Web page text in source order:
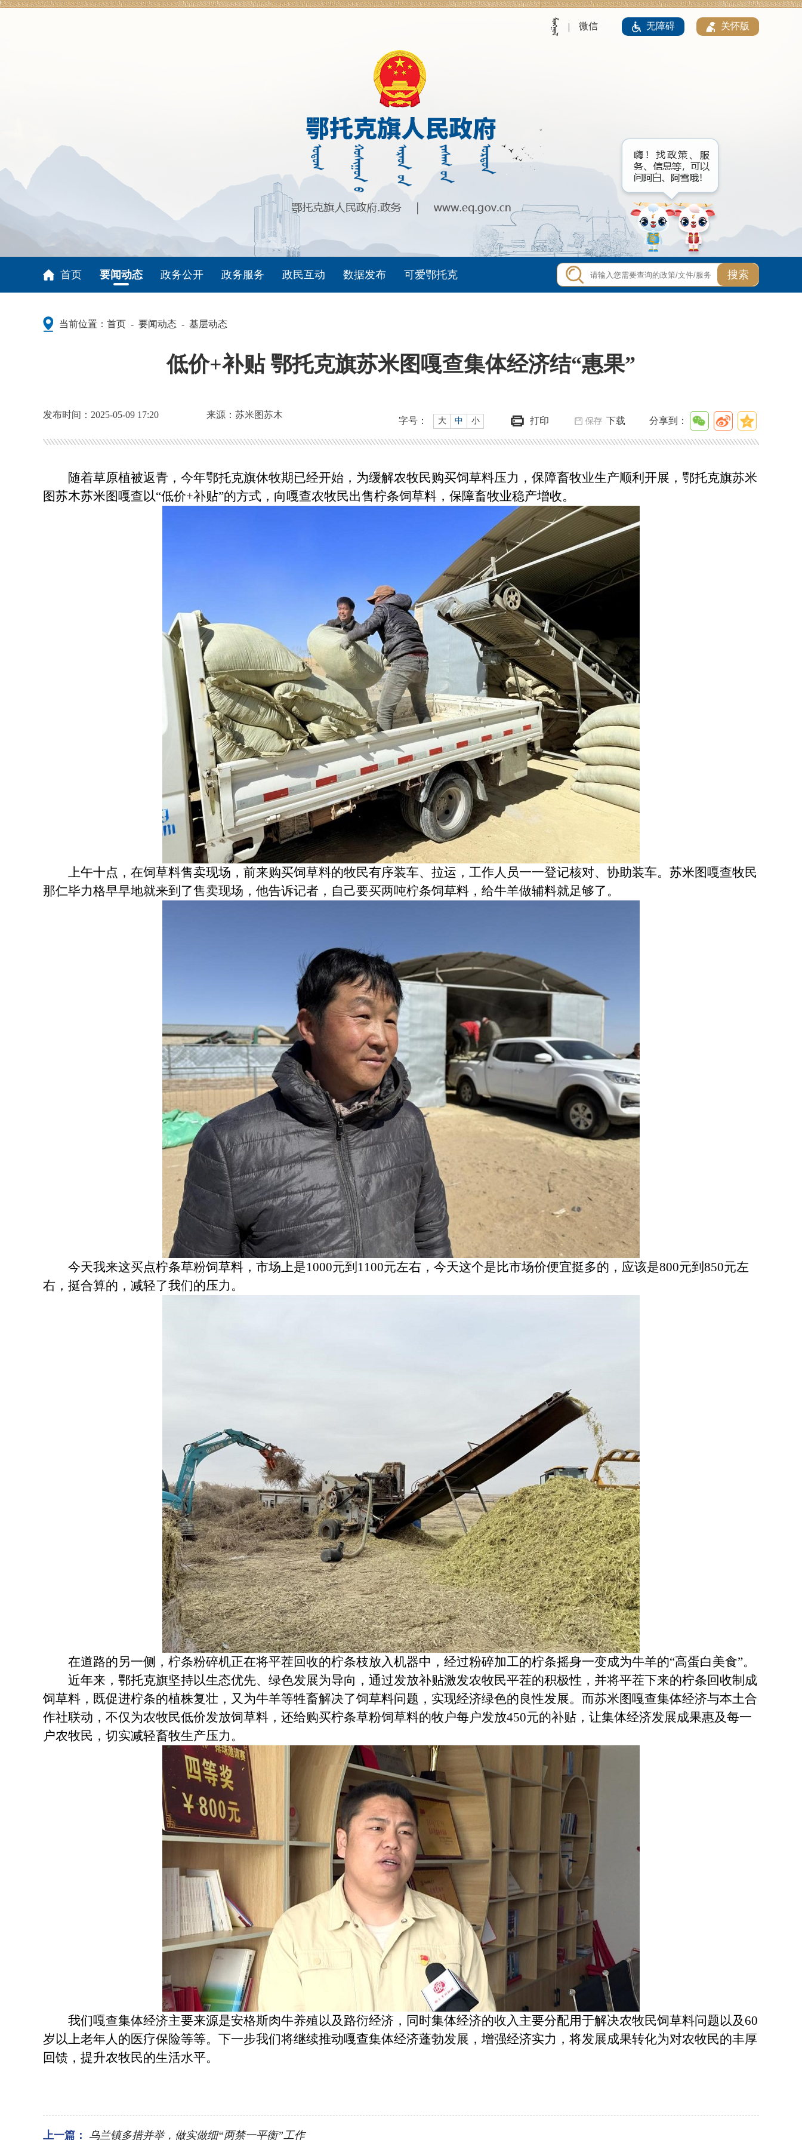
| 微信 无障碍 关怀版
首页 要闻动态 政务公开 政务服务 政民互动 数据发布 可爱鄂托克 搜索
当前位置： 首页 - 要闻动态 - 基层动态
低价+补贴 鄂托克旗苏米图嘎查集体经济结“惠果”
发布时间：2025-05-09 17:20 来源：苏米图苏木
字号： 大 中 小 打印 下载 分享到：
随着草原植被返青，今年鄂托克旗休牧期已经开始，为缓解农牧民购买饲草料压力，保障畜牧业生产顺利开展，鄂托克旗苏米
图苏木苏米图嘎查以“低价+补贴”的方式，向嘎查农牧民出售柠条饲草料，保障畜牧业稳产增收。
上午十点，在饲草料售卖现场，前来购买饲草料的牧民有序装车、拉运，工作人员一一登记核对、协助装车。苏米图嘎查牧民
那仁毕力格早早地就来到了售卖现场，他告诉记者，自己要买两吨柠条饲草料，给牛羊做辅料就足够了。
今天我来这买点柠条草粉饲草料，市场上是1000元到1100元左右，今天这个是比市场价便宜挺多的，应该是800元到850元左
右，挺合算的，减轻了我们的压力。
在道路的另一侧，柠条粉碎机正在将平茬回收的柠条枝放入机器中，经过粉碎加工的柠条摇身一变成为牛羊的“高蛋白美食”。
近年来，鄂托克旗坚持以生态优先、绿色发展为导向，通过发放补贴激发农牧民平茬的积极性，并将平茬下来的柠条回收制成
饲草料，既促进柠条的植株复壮，又为牛羊等牲畜解决了饲草料问题，实现经济绿色的良性发展。而苏米图嘎查集体经济与本土合
作社联动，不仅为农牧民低价发放饲草料，还给购买柠条草粉饲草料的牧户每户发放450元的补贴，让集体经济发展成果惠及每一
户农牧民，切实减轻畜牧生产压力。
我们嘎查集体经济主要来源是安格斯肉牛养殖以及路衍经济，同时集体经济的收入主要分配用于解决农牧民饲草料问题以及60
岁以上老年人的医疗保险等等。下一步我们将继续推动嘎查集体经济蓬勃发展，增强经济实力，将发展成果转化为对农牧民的丰厚
回馈，提升农牧民的生活水平。
上一篇： 乌兰镇多措并举，做实做细“两禁一平衡”工作